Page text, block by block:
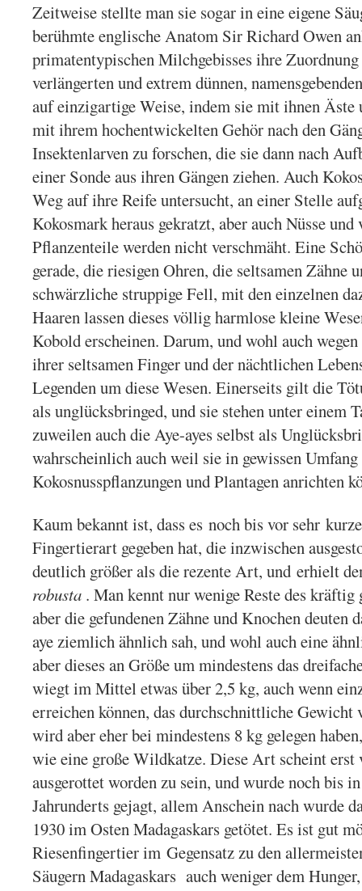
Zeitweise stellte man sie sogar in eine eigene
berühmte englische Anatom Sir Richard Owen
primatentypischen Milchgebisses ihre
verlängerten und extrem dünnen,
auf einzigartige Weise, indem sie mit ihnen Äste
mit ihrem hochentwickelten Gehör nach den
Insektenlarven zu forschen, die sie dann nach
einer Sonde aus ihren Gängen ziehen. Auch
Weg auf ihre Reife untersucht, an einer Stelle
Kokosmark heraus gekratzt, aber auch Nüsse und
Pflanzenteile werden nicht verschmäht. Eine
gerade, die riesigen Ohren, die seltsamen Zähne
schwärzliche struppige Fell, mit den einzelnen
Haaren lassen dieses völlig harmlose kleine
Kobold erscheinen. Darum, und wohl auch
ihrer seltsamen Finger und der nächtlichen
Legenden um diese Wesen. Einerseits gilt die
als unglücksbringed, und sie stehen unter einem
zuweilen auch die Aye-ayes selbst als
wahrscheinlich auch weil sie in gewissen
Kokosnusspflanzungen und Plantagen anrichten
Kaum bekannt ist, dass es noch bis vor sehr
Fingertierart gegeben hat, die inzwischen
deutlich größer als die rezente Art, und erhielt
robusta . Man kennt nur wenige Reste des
aber die gefundenen Zähne und Knochen deuten
aye ziemlich ähnlich sah, und wohl auch eine
aber dieses an Größe um mindestens das
wiegt im Mittel etwas über 2,5 kg, auch wenn
erreichen können, das durchschnittliche Gewicht
wird aber eher bei mindestens 8 kg gelegen
wie eine große Wildkatze. Diese Art scheint erst
ausgerottet worden zu sein, und wurde noch bis
Jahrunderts gejagt, allem Anschein nach wurde
1930 im Osten Madagaskars getötet. Es ist gut
Riesenfingertier im Gegensatz zu den
Säugern Madagaskars auch weniger dem